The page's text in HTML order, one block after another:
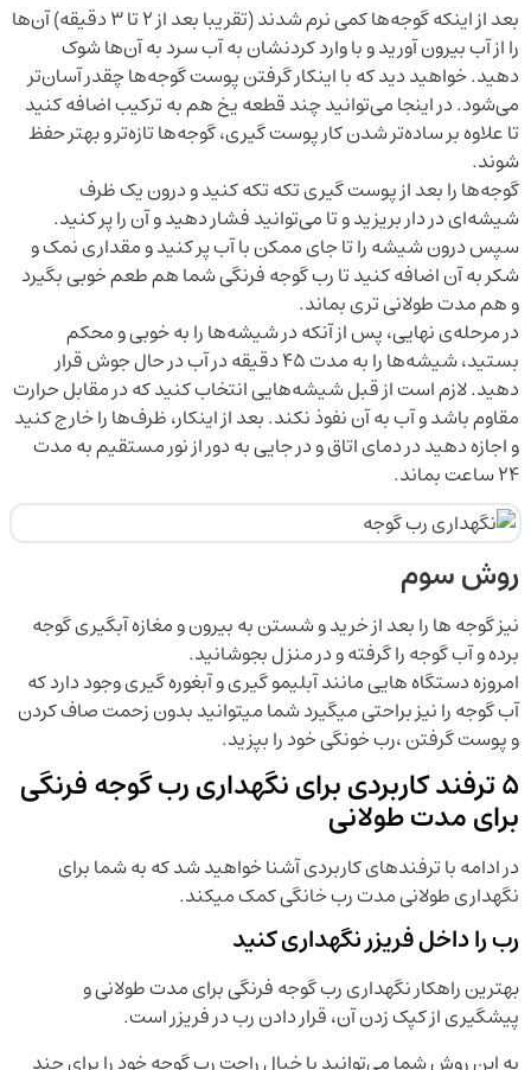
بعد از اینکه گوجه‌ها کمی نرم شدند (تقریبا بعد از ۲ تا ۳ دقیقه) آن‌ها
را از آب بیرون آورید و با وارد کردنشان به آب سرد به آن‌ها شوک
دهید. خواهید دید که با اینکار گرفتن پوست گوجه‌ها چقدر آسان‌تر
می‌شود. در اینجا می‌توانید چند قطعه یخ هم به ترکیب اضافه کنید
تا علاوه بر ساده‌تر شدن کار پوست گیری، گوجه‌ها تازه‌تر و بهتر حفظ
شوند.
گوجه‌ها را بعد از پوست گیری تکه تکه کنید و درون یک ظرف
شیشه‌ای در دار بریزید و تا می‌توانید فشار دهید و آن را پر کنید.
سپس درون شیشه را تا جای ممکن با آب پر کنید و مقداری نمک و
شکر به آن اضافه کنید تا رب گوجه فرنگی شما هم طعم خوبی بگیرد
و هم مدت طولانی تری بماند.
در مرحله‌ی نهایی، پس از آنکه در شیشه‌ها را به خوبی و محکم
بستید، شیشه‌ها را به مدت ۴۵ دقیقه در آب در حال جوش قرار
دهید. لازم است از قبل شیشه‌هایی انتخاب کنید که در مقابل حرارت
مقاوم باشد و آب به آن نفوذ نکند. بعد از اینکار، ظرف‌ها را خارج کنید
و اجازه دهید در دمای اتاق و در جایی به دور از نور مستقیم به مدت
۲۴ ساعت بماند.
روش سوم
نیز گوجه ها را بعد از خرید و شستن به بیرون و مغازه آبگیری گوجه
برده و آب گوجه را گرفته و در منزل بجوشانید.
امروزه دستگاه هایی مانند آبلیمو گیری و آبغوره گیری وجود دارد که
آب گوجه را نیز براحتی میگیرد شما میتوانید بدون زحمت صاف کردن
و پوست گرفتن ،رب خونگی خود را بپزید.
۵ ترفند‌ کاربردی برای نگهداری رب گوجه فرنگی
برای مدت طولانی
در ادامه با ترفندهای کاربردی آشنا خواهید شد که به شما برای
نگهداری طولانی مدت رب خانگی کمک میکند.
رب را داخل فریزر نگهداری کنید
بهترین راهکار نگهداری رب گوجه فرنگی برای مدت طولانی و
پیشگیری از کپک زدن آن، قرار دادن رب در فریزر است.
به این روش شما می‌توانید با خیال راحت رب گوجه خود را برای چند